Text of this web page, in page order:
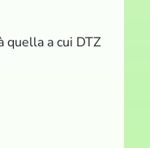
quella a cui DTZ